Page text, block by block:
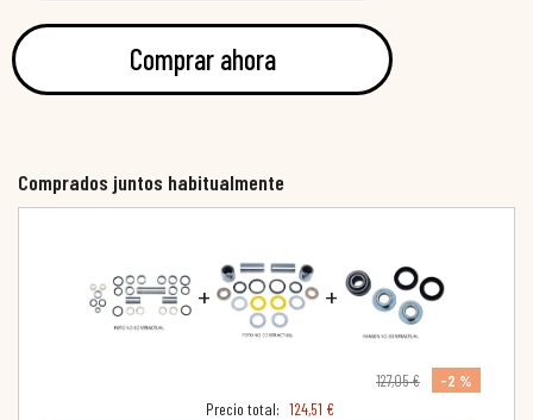
Comprar ahora
Comprados juntos habitualmente
+ +
127,05 €
-2 %
Precio total: 124,51 €